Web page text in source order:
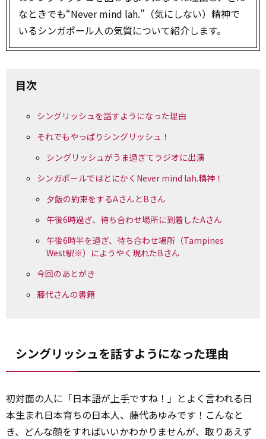
なときでも“Never mind lah.”（気にしない）精神で
いるシンガポール人の気質について紹介します。
目次
シングリッシュを話すようになった理由
それでもやっぱりシングリッシュ！
シングリッシュがうま過ぎてラジオに出演
シンガポールではとにかくNever mind lah.精神！
夕飯の約束をするAさんとBさん
午後6時過ぎ、待ち合わせ場所に到着したAさん
午後6時半を過ぎ、待ち合わせ場所（Tampines
West駅※）にようやく現れたBさん
今回のあとがき
藤代さんの書籍
シングリッシュを話すようになった理由
初対面の人に「日本語が上手ですね！」とよく言われる日
本生まれ日本育ちの日本人、藤代あゆみです！こんなと
き、どんな顔をすればいいかわかりませんが、取りあえず